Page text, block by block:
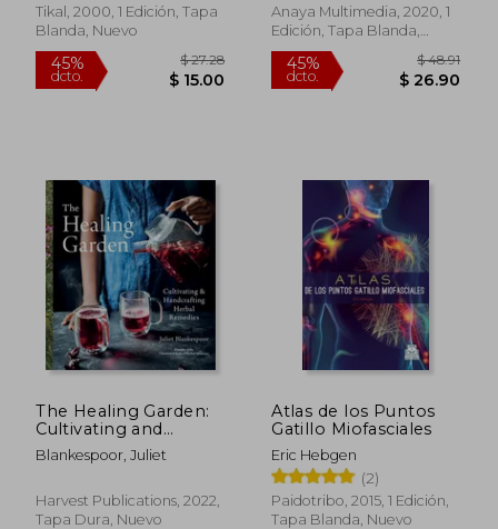
$ 11.50
45%
dcto.
Tikal, 2000, 1 Edición, Tapa
Blanda, Nuevo
Anaya Multimedia, 2020, 1
Edición, Tapa Blanda,
Nuevo
The Healing Garden:
Cultivating and
Handcrafting Herbal
Remedies (en Inglés)
Blankespoor, Juliet
Harvest Publications, 2022,
Tapa Dura, Nuevo
Atlas de los Puntos
Gatillo Miofasciales
Eric Hebgen
(2)
Paidotribo, 2015, 1 Edición,
Tapa Blanda, Nuevo